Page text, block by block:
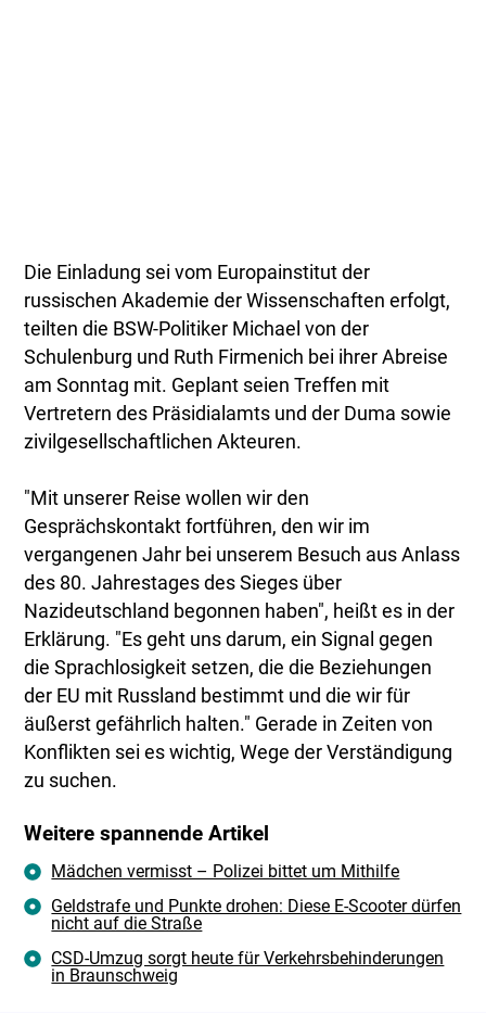
Die Einladung sei vom Europainstitut der
russischen Akademie der Wissenschaften erfolgt,
teilten die BSW-Politiker Michael von der
Schulenburg und Ruth Firmenich bei ihrer Abreise
am Sonntag mit. Geplant seien Treffen mit
Vertretern des Präsidialamts und der Duma sowie
zivilgesellschaftlichen Akteuren.
"Mit unserer Reise wollen wir den
Gesprächskontakt fortführen, den wir im
vergangenen Jahr bei unserem Besuch aus Anlass
des 80. Jahrestages des Sieges über
Nazideutschland begonnen haben", heißt es in der
Erklärung. "Es geht uns darum, ein Signal gegen
die Sprachlosigkeit setzen, die die Beziehungen
der EU mit Russland bestimmt und die wir für
äußerst gefährlich halten." Gerade in Zeiten von
Konflikten sei es wichtig, Wege der Verständigung
zu suchen.
Weitere spannende Artikel
Mädchen vermisst – Polizei bittet um Mithilfe
Geldstrafe und Punkte drohen: Diese E-Scooter dürfen
nicht auf die Straße
CSD-Umzug sorgt heute für Verkehrsbehinderungen
in Braunschweig